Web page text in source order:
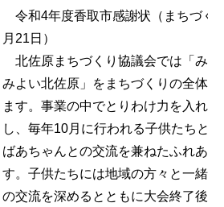
令和4年度香取市感謝状（まちづく
月21日）
北佐原まちづくり協議会では「みん
みよい北佐原」をまちづくりの全体
ます。事業の中でとりわけ力を入れ
し、毎年10月に行われる子供たちと
ばあちゃんとの交流を兼ねたふれあ
す。子供たちには地域の方々と一緒
の交流を深めるとともに大会終了後